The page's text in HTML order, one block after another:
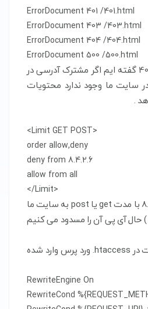
ErrorDocument 401 /401.html
ErrorDocument 403 /403.html
ErrorDocument 404 /404.html
ErrorDocument 500 /500.html
به طور مثال در دستور 404 گفته ایم اگر مشترک آدرسی در
سایت ما وجود ندارد محتویات
<Limit GET POST>
order allow,deny
deny from 8.4.2.6
allow from all
</Limit>
به طور مثال آی پی 8.4.2.6 با مدت get یا post به سایت ما
حال آی پی آن را مسدود می کنیم
مورد بالا به صورت دیفالت در htaccess. ورد پرس وارد شده
RewriteEngine On
RewriteCond